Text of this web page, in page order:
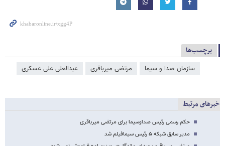
برچسب‌ها
سازمان صدا و سیما مرتضی میرباقری عبدالعلی علی عسکری
خبرهای مرتبط
حکم رسمی رئیس صداوسیما برای مرتضی میرباقری
مدیر سابق شبکه ۵ رئیس سیمافیلم شد